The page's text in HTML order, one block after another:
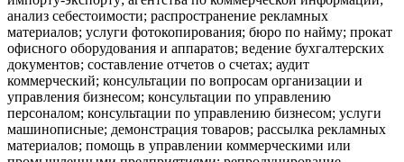
анализ себестоимости; распространение рекламных
материалов; услуги фотокопирования; бюро по найму; прокат
офисного оборудования и аппаратов; ведение бухгалтерских
документов; составление отчетов о счетах; аудит
коммерческий; консультации по вопросам организации и
управления бизнесом; консультации по управлению
персоналом; консультации по управлению бизнесом; услуги
машинописные; демонстрация товаров; рассылка рекламных
материалов; помощь в управлении коммерческими или